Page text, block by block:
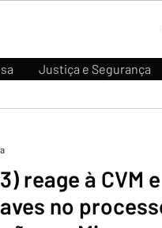
Justiça e Segurança
reage à CVM e
no